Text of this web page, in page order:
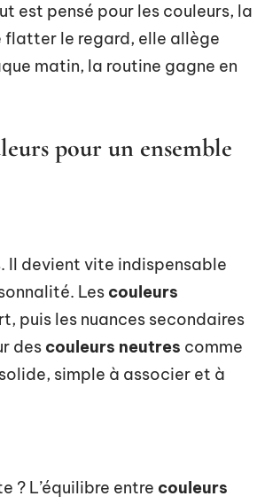
est pensé pour les couleurs, la
flatter le regard, elle allège
matin, la routine gagne en
pour un ensemble
Il devient vite indispensable
Les couleurs
puis les nuances secondaires
des couleurs neutres comme
simple à associer et à
? L’équilibre entre couleurs